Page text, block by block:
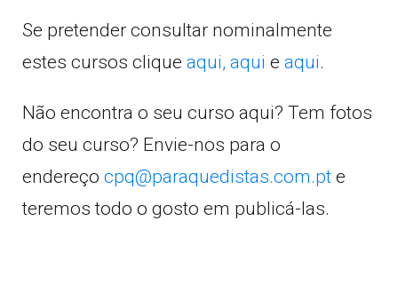
Se pretender consultar nominalmente
estes cursos clique aqui, aqui e aqui.
Não encontra o seu curso aqui? Tem fotos
do seu curso? Envie-nos para o
endereço cpq@paraquedistas.com.pt e
teremos todo o gosto em publicá-las.